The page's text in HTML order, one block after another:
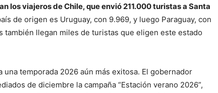
los viajeros de Chile, que envió 211.000 turistas a Santa
de origen es Uruguay, con 9.969, y luego Paraguay, con
también llegan miles de turistas que eligen este estado
una temporada 2026 aún más exitosa. El gobernador
de diciembre la campaña “Estación verano 2026”,